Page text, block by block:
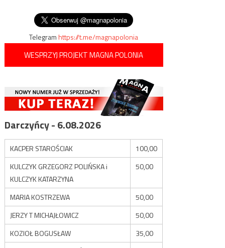
Telegramhttps://t.me/magnapolonia
WESPRZYJ PROJEKT MAGNA POLONIA
Darczyńcy - 6.08.2026
KACPER STAROŚCIAK
100,00
KULCZYK GRZEGORZ POLIŃSKA i
KULCZYK KATARZYNA
50,00
MARIA KOSTRZEWA
50,00
JERZY T MICHAJŁOWICZ
50,00
KOZIOŁ BOGUSŁAW
35,00